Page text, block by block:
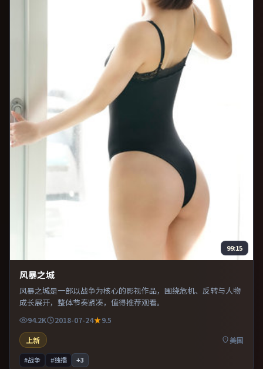
99:15
风暴之城
风暴之城是一部以战争为核心的影视作品，围绕危机、反转与人物
成长展开，整体节奏紧凑，值得推荐观看。
94.2K 2018-07-24
9.5
上新
美国
#战争 #独播 +3